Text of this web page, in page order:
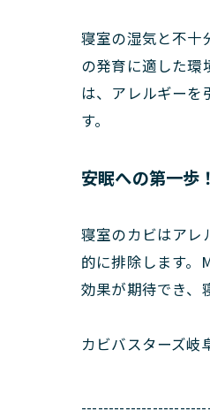
寝室の湿気と不十
の発育に適した環
は、アレルギーを
す。
安眠への第一歩
寝室のカビはアレ
的に排除します。
効果が期待でき、
カビバスターズ岐